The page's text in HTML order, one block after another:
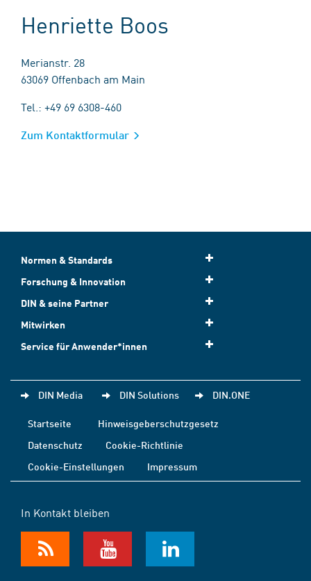
Henriette Boos
Merianstr. 28
63069 Offenbach am Main
Tel.: +49 69 6308-460
Zum Kontaktformular
Normen & Standards
Forschung & Innovation
DIN & seine Partner
Mitwirken
Service für Anwender*innen
DIN Media DIN Solutions DIN.ONE
Startseite
Hinweisgeberschutzgesetz
Datenschutz
Cookie-Richtlinie
Cookie-Einstellungen
Impressum
In Kontakt bleiben